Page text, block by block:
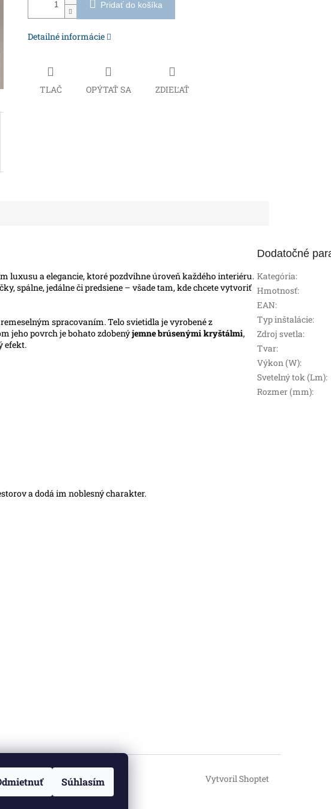
Súhlasím
Pridať do košíka
Detailné informácie
TLAČ OPÝTAŤ SA ZDIEĽAŤ
luxusu a elegancie, ktoré pozdvihne úroveň každého interiéru.
spálne, jedálne či predsiene – všade tam, kde chcete vytvoriť
spracovaním. Telo svietidla je vyrobené z
jeho povrch je bohato zdobenýjemne brúsenými kryštálmi,
efekt.
a dodá im noblesný charakter.
Dodatočné
Kategória:
Hmotnosť:
EAN:
Typ inštalácie:
Zdroj svetla:
Tvar:
Výkon (W):
Svetelný tok (Lm):
Rozmer (mm):
Vytvoril Shoptet